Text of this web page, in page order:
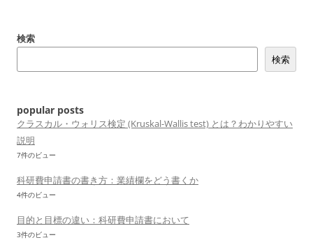
検索
検索
popular posts
クラスカル・ウォリス検定 (Kruskal-Wallis test) とは？わかりやすい
説明
7件のビュー
科研費申請書の書き方：業績欄をどう書くか
4件のビュー
目的と目標の違い：科研費申請書において
3件のビュー